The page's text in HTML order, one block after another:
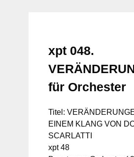
xpt 048.
für Orchester
Titel:
EINEM KLANG VON
SCARLATTI
xpt 48